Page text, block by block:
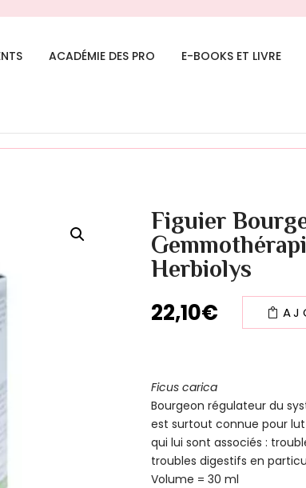
ACADÉMIE DES PRO E-BOOKS ET LIVRE
dès 3 mois – mardi 27 janvier
Figuier
Herbiolys
22,10€
Ficus carica
Bourgeon régulateur du
est surtout connue pour
qui lui sont associés :
troubles digestifs en
Volume = 30 ml